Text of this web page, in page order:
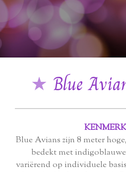
★ Blue
Blue Avians zijn 8 meter
bedekt met
variërend op individuele